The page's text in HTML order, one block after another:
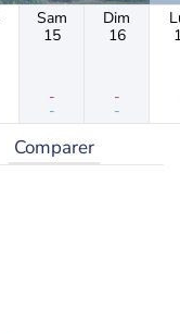
Sam
15
-
-
Dim
16
-
-
Comparer